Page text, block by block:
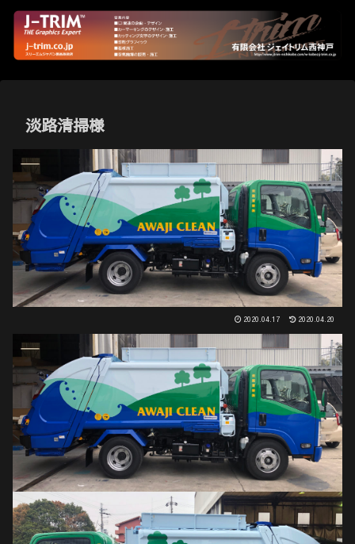
淡路清掃様
2020.04.17 2020.04.20